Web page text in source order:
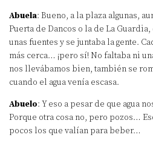
Abuela: Bueno, a la plaza algunas,
Puerta de Dancos o la de La
unas fuentes y se juntaba la gente.
más cerca… ¡pero sí! No faltaba ni
nos llevábamos bien, también se
cuando el agua venía escasa.
Abuelo: Y eso a pesar de que agua
Porque otra cosa no, pero pozos…
pocos los que valían para beber…